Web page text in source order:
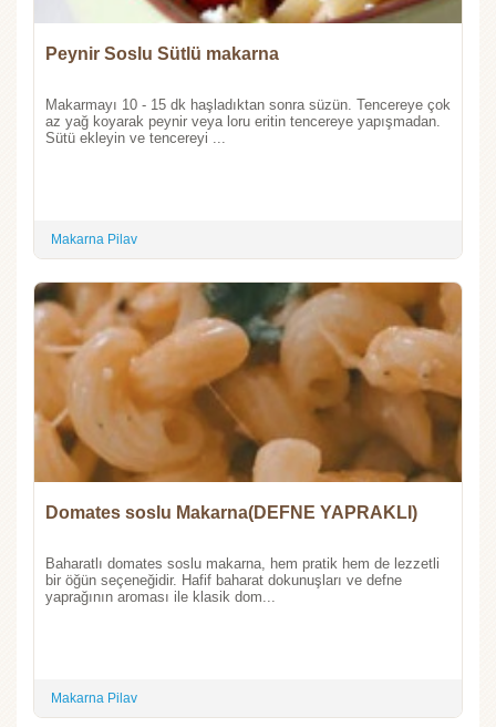
Peynir Soslu Sütlü makarna
Makarmayı 10 - 15 dk haşladıktan sonra süzün. Tencereye çok
az yağ koyarak peynir veya loru eritin tencereye yapışmadan.
Sütü ekleyin ve tencereyi ...
Makarna Pilav
Domates soslu Makarna(DEFNE YAPRAKLI)
Baharatlı domates soslu makarna, hem pratik hem de lezzetli
bir öğün seçeneğidir. Hafif baharat dokunuşları ve defne
yaprağının aroması ile klasik dom...
Makarna Pilav